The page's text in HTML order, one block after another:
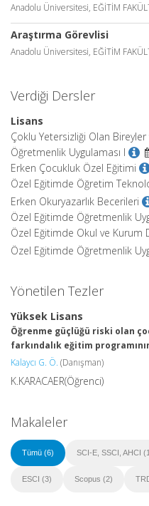
Anadolu Üniversitesi, EĞİTİM
Araştırma Görevlisi
Anadolu Üniversitesi, EĞİTİM
Verdiği Dersler
Lisans
Çoklu Yetersizliği Olan
Öğretmenlik Uygulaması I
Erken Çocukluk Özel Eğitimi
Özel Eğitimde Öğretim
Erken Okuryazarlık Becerileri
Özel Eğitimde Öğretmenlik
Özel Eğitimde Okul ve Kurum
Özel Eğitimde Öğretmenlik
Yönetilen Tezler
Yüksek Lisans
Öğrenme güçlüğü riski olan
farkındalık eğitim
Kalaycı G. Ö. (Danışman)
K.KARACAER(Öğrenci)
Makaleler
Tümü (6) SCI-E, SSCI, AHCI
ESCI (3) Scopus (2)